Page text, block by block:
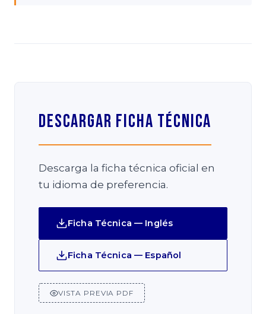
Descargar Ficha Técnica
Descarga la ficha técnica oficial en
tu idioma de preferencia.
Ficha Técnica — Inglés
Ficha Técnica — Español
VISTA PREVIA PDF